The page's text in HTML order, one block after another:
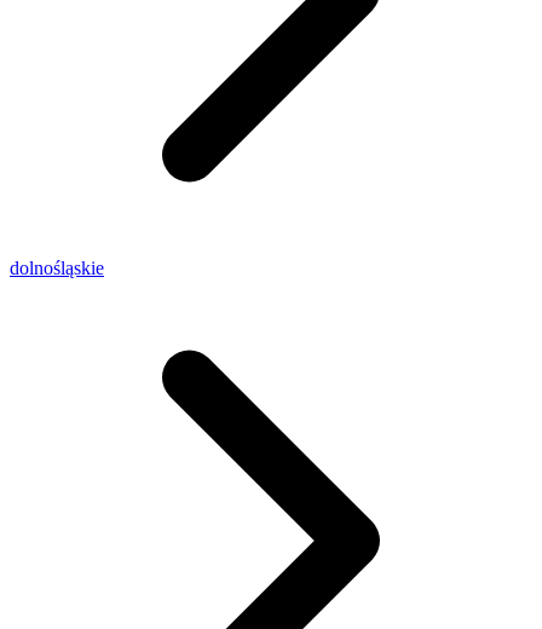
dolnośląskie